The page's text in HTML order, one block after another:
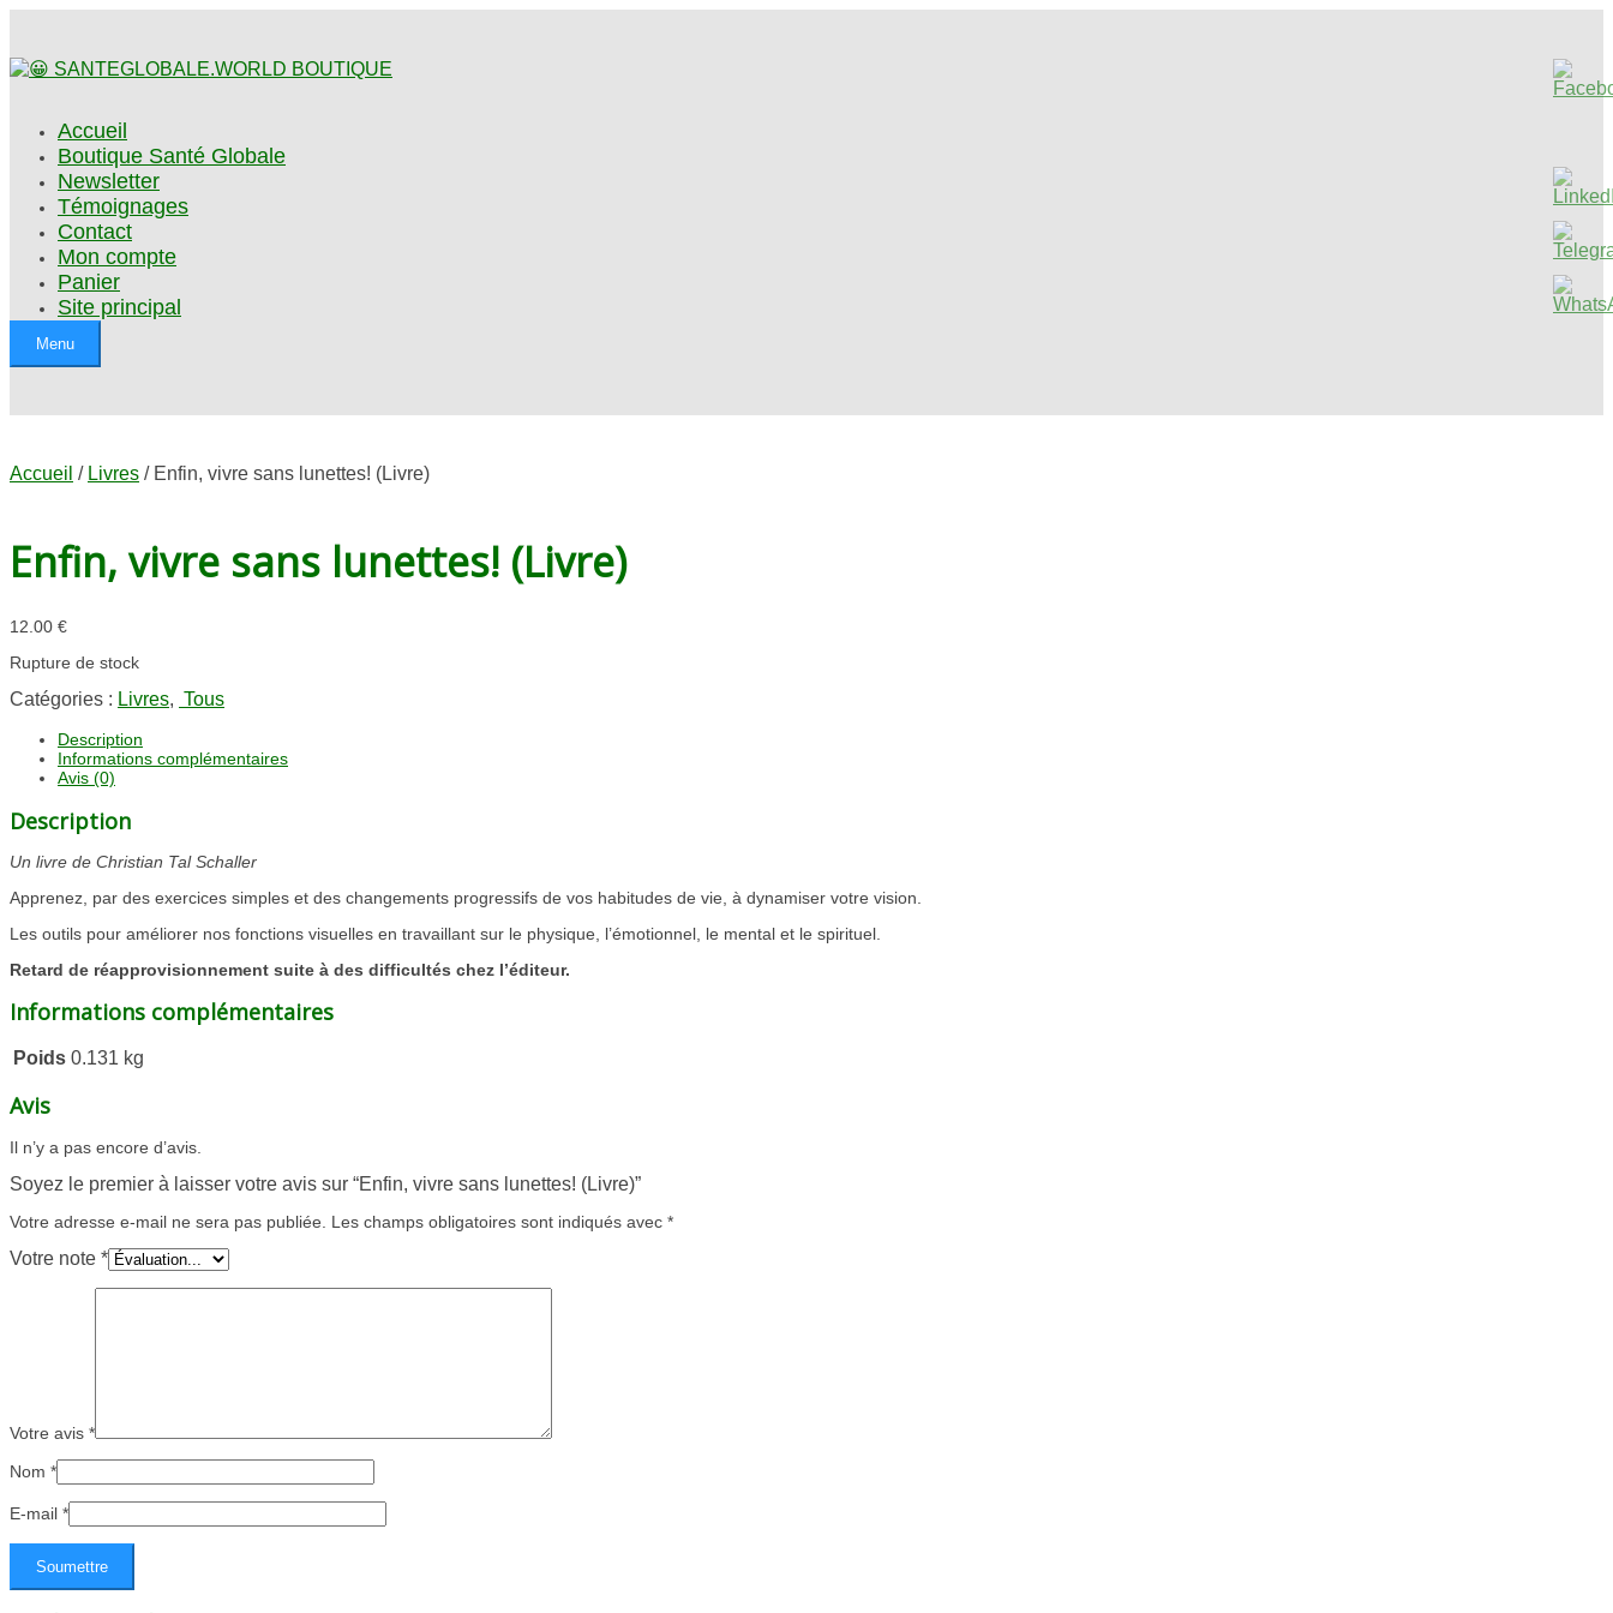
Accueil
Boutique Santé Globale
Newsletter
Témoignages
Contact
Mon compte
Panier
Site principal
Menu
Accueil / Livres / Enfin, vivre sans lunettes! (Livre)
Enfin, vivre sans lunettes! (Livre)
12.00 €
Rupture de stock
Catégories : Livres, Tous
Description
Informations complémentaires
Avis (0)
Description
Un livre de Christian Tal Schaller
Apprenez, par des exercices simples et des changements progressifs de vos habitudes de vie, à dynamiser votre vision.
Les outils pour améliorer nos fonctions visuelles en travaillant sur le physique, l’émotionnel, le mental et le spirituel.
Retard de réapprovisionnement suite à des difficultés chez l’éditeur.
Informations complémentaires
Poids 0.131 kg
Avis
Il n’y a pas encore d’avis.
Soyez le premier à laisser votre avis sur “Enfin, vivre sans lunettes! (Livre)”
Votre adresse e-mail ne sera pas publiée. Les champs obligatoires sont indiqués avec *
Votre note *
Votre avis *
Nom *
E-mail *